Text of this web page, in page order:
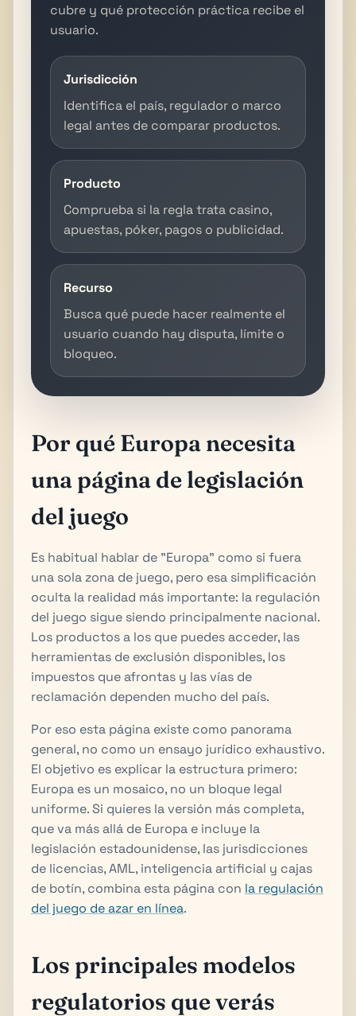
cubre y qué protección práctica recibe el
usuario.
Jurisdicción
Identifica el país, regulador o marco
legal antes de comparar productos.
Producto
Comprueba si la regla trata casino,
apuestas, póker, pagos o publicidad.
Recurso
Busca qué puede hacer realmente el
usuario cuando hay disputa, límite o
bloqueo.
Por qué Europa necesita
una página de legislación
del juego
Es habitual hablar de "Europa" como si fuera
una sola zona de juego, pero esa simplificación
oculta la realidad más importante: la regulación
del juego sigue siendo principalmente nacional.
Los productos a los que puedes acceder, las
herramientas de exclusión disponibles, los
impuestos que afrontas y las vías de
reclamación dependen mucho del país.
Por eso esta página existe como panorama
general, no como un ensayo jurídico exhaustivo.
El objetivo es explicar la estructura primero:
Europa es un mosaico, no un bloque legal
uniforme. Si quieres la versión más completa,
que va más allá de Europa e incluye la
legislación estadounidense, las jurisdicciones
de licencias, AML, inteligencia artificial y cajas
de botín, combina esta página con la regulación
del juego de azar en línea.
Los principales modelos
regulatorios que verás